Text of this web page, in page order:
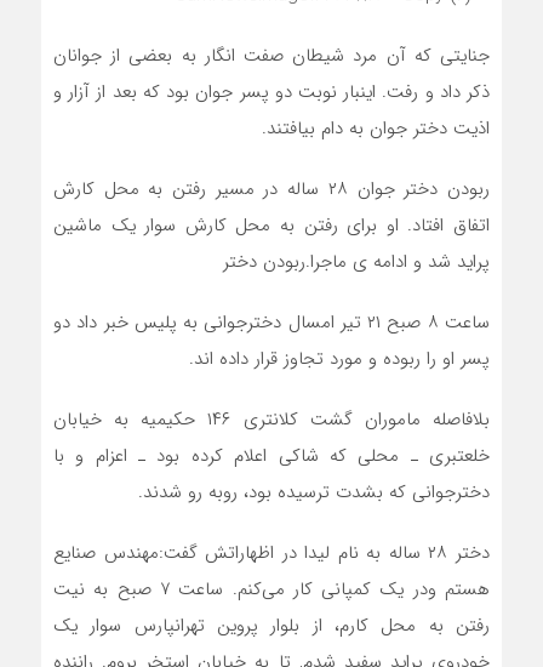
جنایتی که آن مرد شیطان صفت انگار به بعضی از جوانان
ذکر داد و رفت. اینبار نوبت دو پسر جوان بود که بعد از آزار و
اذیت دختر جوان به دام بیافتند.
ربودن دختر جوان ۲۸ ساله در مسیر رفتن به محل کارش
اتفاق افتاد. او برای رفتن به محل کارش سوار یک ماشین
پراید شد و ادامه ی ماجرا.ربودن دختر
ساعت ۸ صبح ۲۱ تیر امسال دخترجوانی به پلیس خبر داد دو
پسر او را ربوده و مورد تجاوز قرار داده اند.
بلافاصله ماموران گشت کلانتری ۱۴۶ حکیمیه به خیابان
خلعتبری ـ محلی که شاکی اعلام کرده بود ـ اعزام و با
دخترجوانی که بشدت ترسیده بود، روبه رو شدند.
دختر ۲۸ ساله به نام لیدا در اظهاراتش گفت:مهندس صنایع
هستم ودر یک کمپانی کار می‌کنم. ساعت ۷ صبح به نیت
رفتن به محل کارم، از بلوار پروین تهرانپارس سوار یک